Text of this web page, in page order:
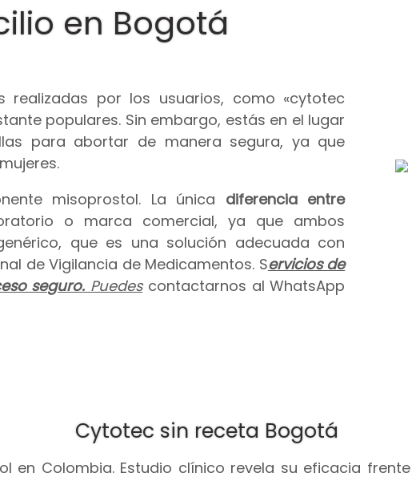
en Bogotá
realizadas por los usuarios, como «cytotec
populares. Sin embargo, estás en el lugar
para abortar de manera segura, ya que
misoprostol. La única diferencia entre
o marca comercial, ya que ambos
que es una solución adecuada con
de Vigilancia de Medicamentos. Servicios de
seguro. Puedescontactarnos al WhatsApp
Cytotec sin receta Bogotá
en Colombia. Estudio clínico revela su eficacia